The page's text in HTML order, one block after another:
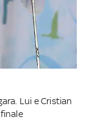
Lui e Cristian